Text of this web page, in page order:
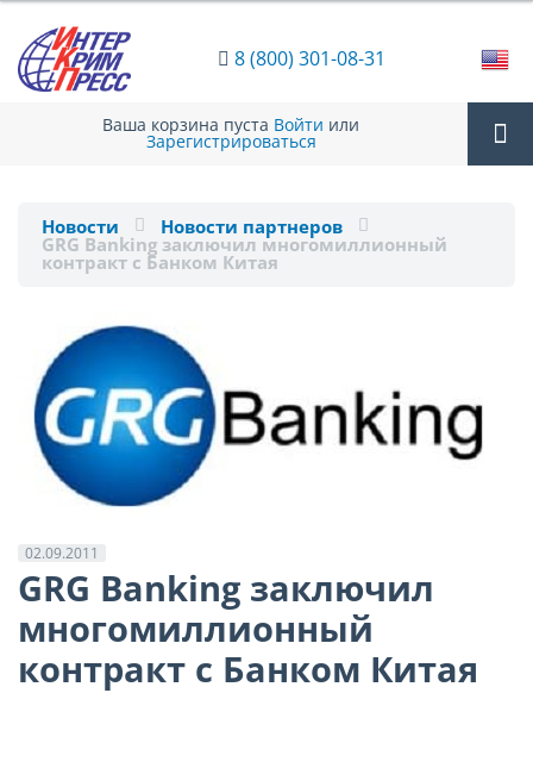
8 (800) 301-08-31
Ваша корзина пуста Войти или
Зарегистрироваться
Новости Новости партнеров
GRG Banking заключил многомиллионный
контракт с Банком Китая
02.09.2011
GRG Banking заключил
многомиллионный
контракт с Банком Китая